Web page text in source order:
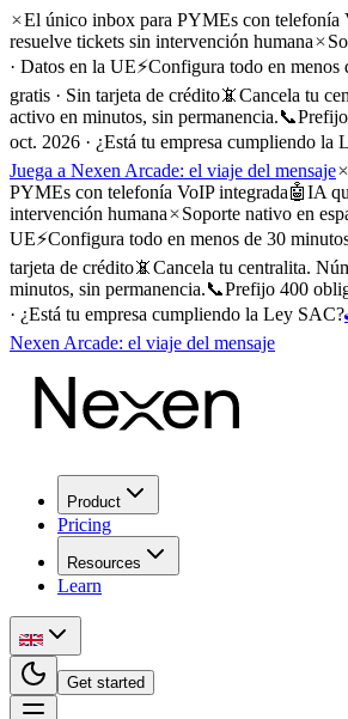
El único inbox para PYMEs con telefonía
resuelve tickets sin intervención humana
· Datos en la UE⚡Configura todo en menos
gratis · Sin tarjeta de crédito📵Cancela tu
activo en minutos, sin permanencia.📞
oct. 2026 · ¿Está tu empresa cumpliendo la
Juega a Nexen Arcade: el viaje del mensaje
PYMEs con telefonía VoIP integrada🤖IA
intervención humana
Soporte nativo en
UE⚡Configura todo en menos de 30
tarjeta de crédito📵Cancela tu centralita.
minutos, sin permanencia.📞Prefijo 400
· ¿Está tu empresa cumpliendo la Ley SAC?
Nexen Arcade: el viaje del mensaje
Product
Pricing
Resources
Learn
Get started